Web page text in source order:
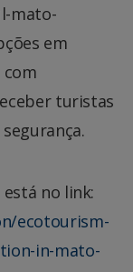
mato-
em
turistas
no link:
ecotourism-
in-mato-